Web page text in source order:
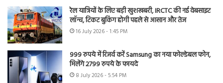
रेल यात्रियों के लिए बड़ी खुशखबरी, IRCTC की नई वेबसाइट
लॉन्च, टिकट बुकिंग होगी पहले से आसान और तेज
16 July 2026 - 1:45 PM
999 रुपये में रिजर्व करें Samsung का नया फोल्डेबल फोन,
मिलेंगे 2799 रुपये के फायदे
8 July 2026 - 5:54 PM